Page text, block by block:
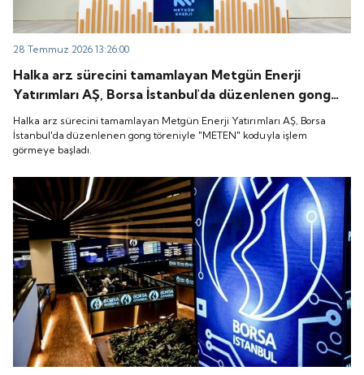
28 Temmuz 2026 13:26:00
Halka arz sürecini tamamlayan Metgün Enerji
Yatırımları AŞ, Borsa İstanbul'da düzenlenen gong
töreniyle "METEN" koduyla işlem görmeye başladı.
Halka arz sürecini tamamlayan Metgün Enerji Yatırımları AŞ, Borsa
İstanbul'da düzenlenen gong töreniyle "METEN" koduyla işlem
görmeye başladı.